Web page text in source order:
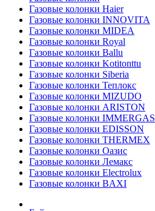
Газовые колонки Haier
Газовые колонки INNOVITA
Газовые колонки MIDEA
Газовые колонки Royal
Газовые колонки Ballu
Газовые колонки Kotitonttu
Газовые колонки Siberia
Газовые колонки Теплокс
Газовые колонки MIZUDO
Газовые колонки ARISTON
Газовые колонки IMMERGAS
Газовые колонки EDISSON
Газовые колонки THERMEX
Газовые колонки Оазис
Газовые колонки Лемакс
Газовые колонки Electrolux
Газовые колонки BAXI